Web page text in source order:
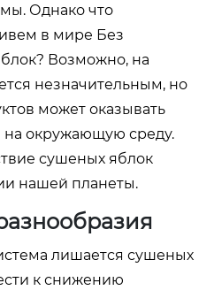
Однако что
в мире Без
? Возможно, на
незначительным, но
может оказывать
на окружающую среду.
сушеных яблок
нашей планеты.
лишается сушеных
к снижению